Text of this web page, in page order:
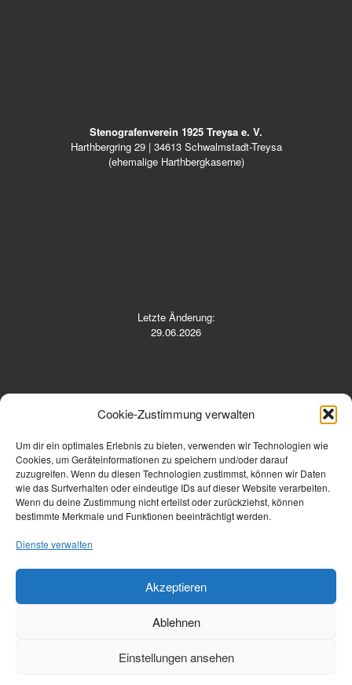
Cookie-Zustimmung verwalten
Um dir ein optimales Erlebnis zu bieten, verwenden wir Technologien wie
Cookies, um Geräteinformationen zu speichern und/oder darauf
zuzugreifen. Wenn du diesen Technologien zustimmst, können wir Daten
wie das Surfverhalten oder eindeutige IDs auf dieser Website verarbeiten.
Wenn du deine Zustimmung nicht erteilst oder zurückziehst, können
bestimmte Merkmale und Funktionen beeinträchtigt werden.
Dienste verwalten
Akzeptieren
Ablehnen
Einstellungen ansehen
Stenografenverein 1925 Treysa e. V.
Harthbergring 29 | 34613 Schwalmstadt-Treysa
(ehemalige Harthbergkaserne)
Letzte Änderung:
29.06.2026
Telefon: 06691 9110137 oder 23207
E-Mail: vorstand@stv-treysa.de
URL: https://stv-treysa.de
StV 1925 Treysa e. V.– Alle Rechte vorbehalten